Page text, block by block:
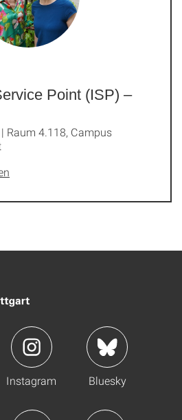
Point (ISP) –
Raum 4.118, Campus
Instagram Bluesky